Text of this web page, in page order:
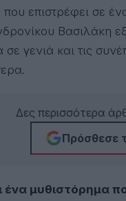
επιστρέφει σε
Βασιλάκη
σε γενιά και τις
Δες περισσότερα
Πρόσθεσε
ένα μυθιστόρημα